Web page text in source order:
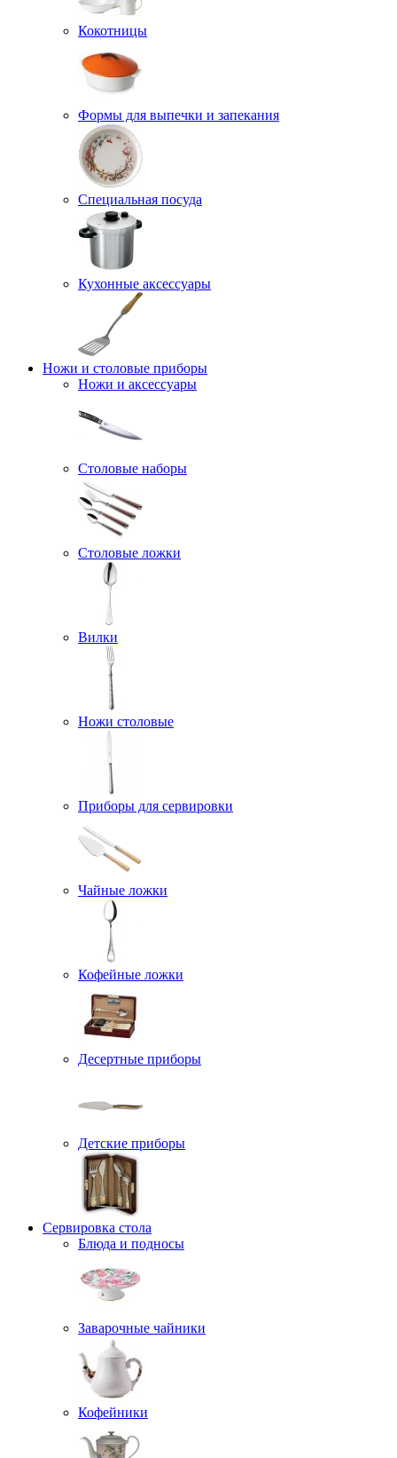
Кокотницы
Формы для выпечки и запекания
Специальная посуда
Кухонные аксессуары
Ножи и столовые приборы
Ножи и аксессуары
Столовые наборы
Столовые ложки
Вилки
Ножи столовые
Приборы для сервировки
Чайные ложки
Кофейные ложки
Десертные приборы
Детские приборы
Сервировка стола
Блюда и подносы
Заварочные чайники
Кофейники